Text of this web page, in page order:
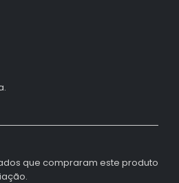
que compraram este produto